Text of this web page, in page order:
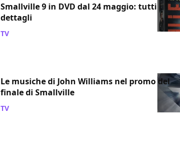
Smallville 9 in DVD dal 24 maggio: tutti i
dettagli
TV
Le musiche di John Williams nel promo del
finale di Smallville
TV